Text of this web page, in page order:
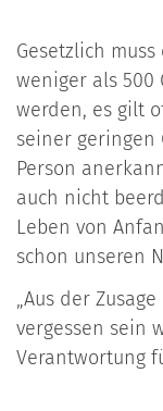
Gesetzlich
weniger als 500
werden, es gilt
seiner geringen
Person
auch nicht
Leben von
schon unseren
„Aus der
vergessen sein
Verantwortung